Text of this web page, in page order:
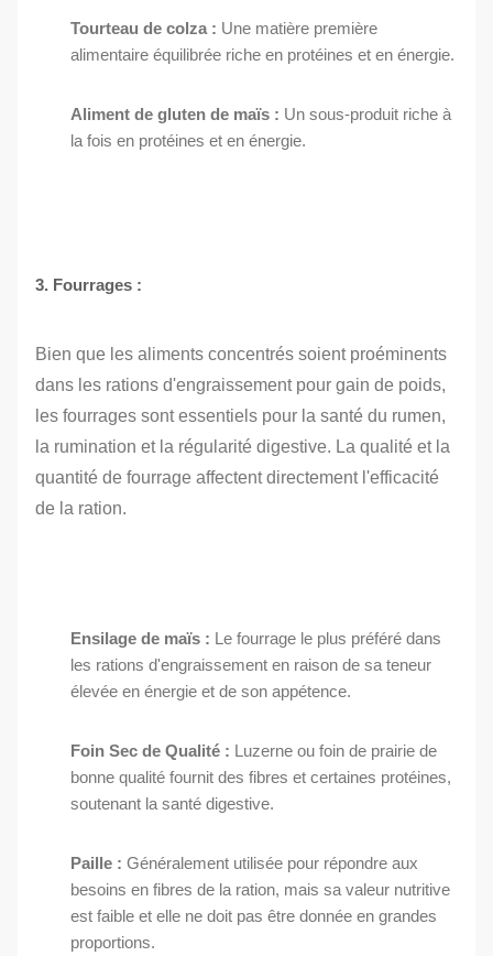
Tourteau de colza : Une matière première
alimentaire équilibrée riche en protéines et en énergie.
Aliment de gluten de maïs : Un sous-produit riche à
la fois en protéines et en énergie.
3. Fourrages :
Bien que les aliments concentrés soient proéminents
dans les rations d'engraissement pour gain de poids,
les fourrages sont essentiels pour la santé du rumen,
la rumination et la régularité digestive. La qualité et la
quantité de fourrage affectent directement l'efficacité
de la ration.
Ensilage de maïs : Le fourrage le plus préféré dans
les rations d'engraissement en raison de sa teneur
élevée en énergie et de son appétence.
Foin Sec de Qualité : Luzerne ou foin de prairie de
bonne qualité fournit des fibres et certaines protéines,
soutenant la santé digestive.
Paille : Généralement utilisée pour répondre aux
besoins en fibres de la ration, mais sa valeur nutritive
est faible et elle ne doit pas être donnée en grandes
proportions.